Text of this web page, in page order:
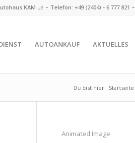
KAM UG ~ Telefon: +49 (2404) - 6 777 821 ~
AUTOANKAUF AKTUELLES
Du bist hier: Startseite
Animated Image